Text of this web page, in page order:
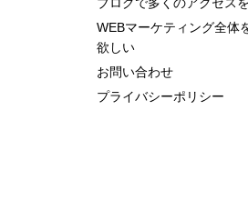
WEBマーケティング全体
欲しい
お問い合わせ
プライバシーポリシー